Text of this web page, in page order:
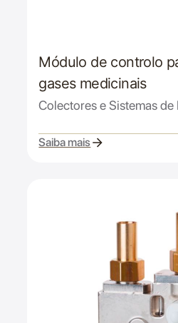
Módulo de controlo
gases medicinais
Colectores e Sistemas de
Saiba mais